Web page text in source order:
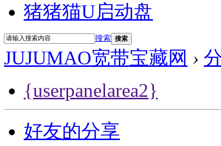
猪猪猫U启动盘
搜索 搜索
JUJUMAO宽带宝藏网 ›
{userpanelarea2}
好友的分享